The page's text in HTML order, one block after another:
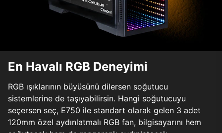
En Havalı RGB Deneyimi
RGB ışıklarının büyüsünü dilersen soğutucu
sistemlerine de taşıyabilirsin. Hangi soğutucuyu
seçersen seç, E750 ile standart olarak gelen 3 adet
120mm özel aydınlatmalı RGB fan, bilgisayarını hem